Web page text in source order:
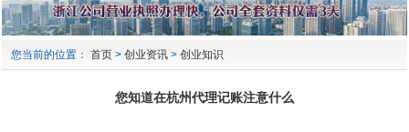
您当前的位置： 首页 > 创业资讯 > 创业知识
您知道在杭州代理记账注意什么